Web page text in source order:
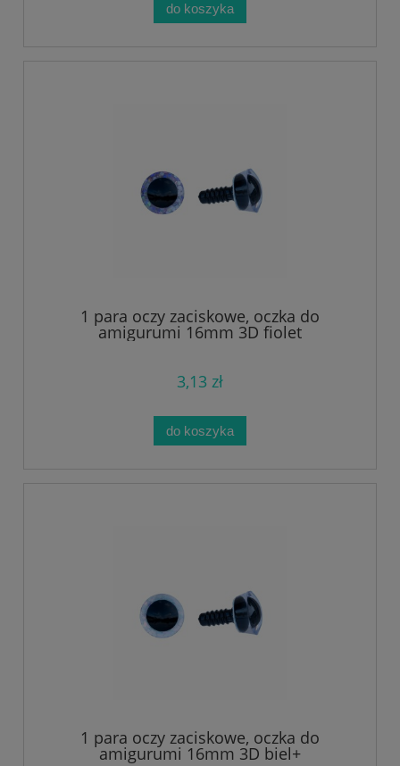
do koszyka
1 para oczy zaciskowe, oczka do
amigurumi 16mm 3D fiolet
3,13 zł
do koszyka
1 para oczy zaciskowe, oczka do
amigurumi 16mm 3D biel+